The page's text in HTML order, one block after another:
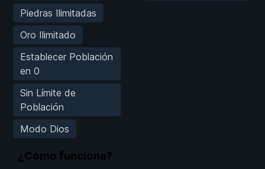
Piedras Ilimitadas
Oro Ilimitado
Establecer Población
en 0
Sin Límite de
Población
Modo Dios
¿Cómo funciona?